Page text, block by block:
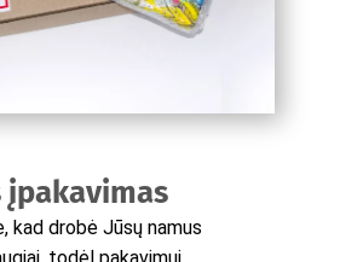
įpakavimas
kad drobė Jūsų namus